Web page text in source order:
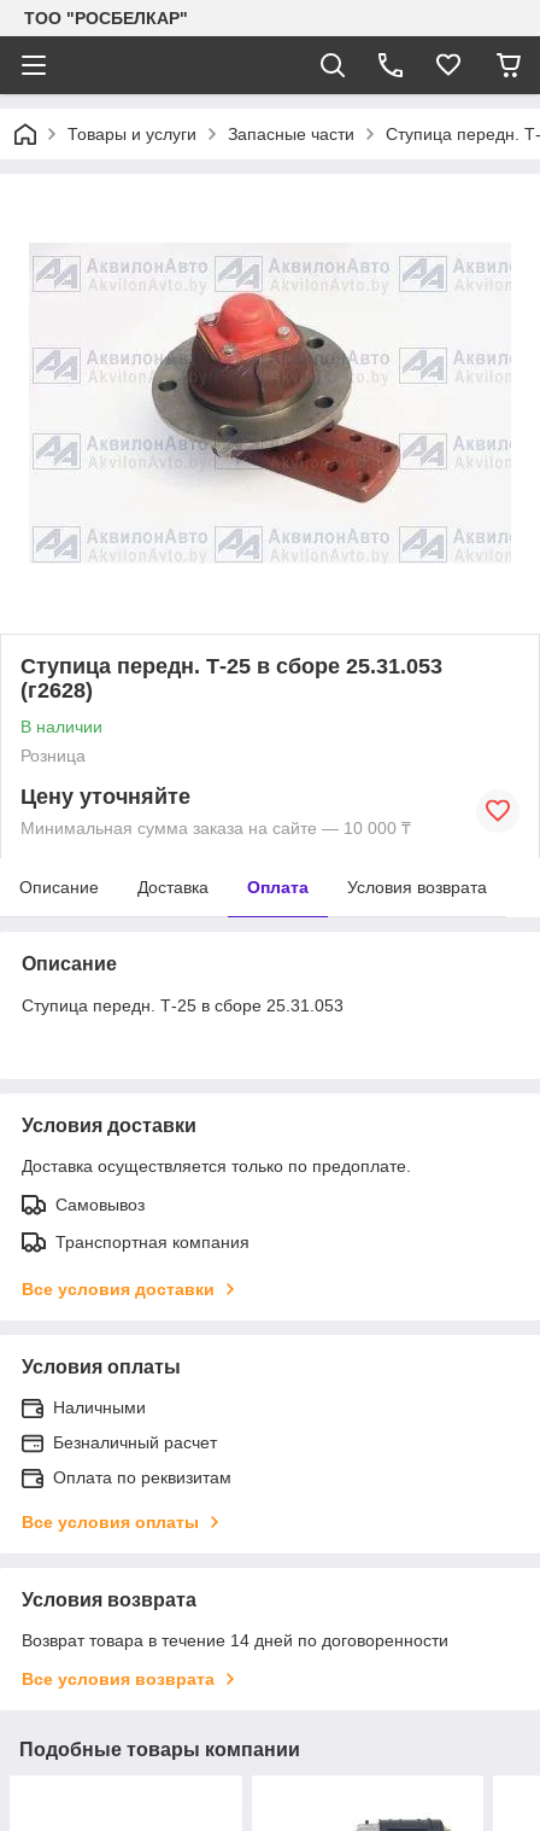
TOO "РОСБЕЛКАР"
Товары и услуги Запасные части Ступица передн.
Ступица передн. Т-25 в сборе 25.31.053
(г2628)
В наличии
Розница
Цену уточняйте
Минимальная сумма заказа на сайте — 10 000 ₸
Описание Доставка Оплата Условия возврата
Описание
Ступица передн. Т-25 в сборе 25.31.053
Условия доставки
Доставка осуществляется только по предоплате.
Самовывоз
Транспортная компания
Все условия доставки
Условия оплаты
Наличными
Безналичный расчет
Оплата по реквизитам
Все условия оплаты
Условия возврата
Возврат товара в течение 14 дней по договоренности
Все условия возврата
Подобные товары компании